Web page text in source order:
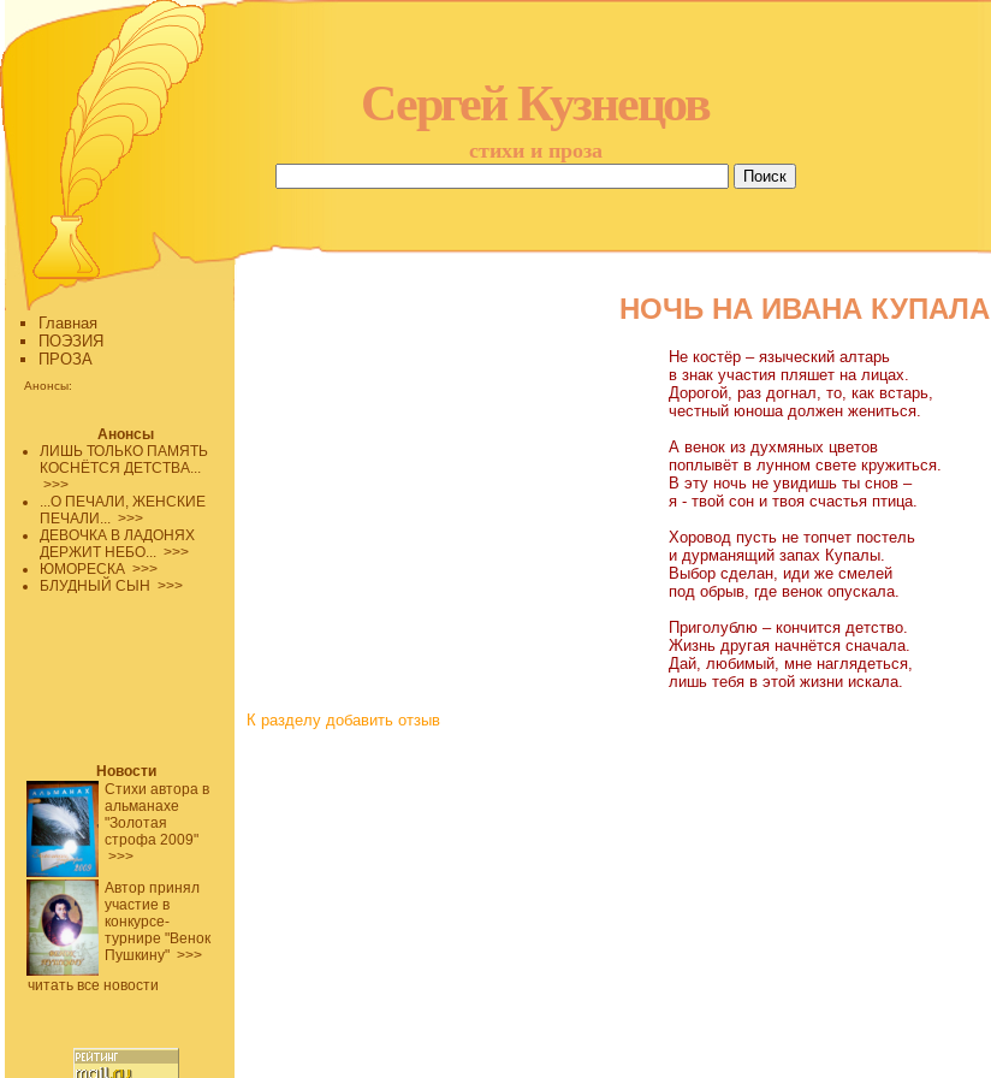
Сергей Кузнецов
стихи и проза
Главная
ПОЭЗИЯ
ПРОЗА
Анонсы:
Анонсы
ЛИШЬ ТОЛЬКО ПАМЯТЬ
КОСНЁТСЯ ДЕТСТВА...
>>>
...О ПЕЧАЛИ, ЖЕНСКИЕ
ПЕЧАЛИ... >>>
ДЕВОЧКА В ЛАДОНЯХ
ДЕРЖИТ НЕБО... >>>
ЮМОРЕСКА >>>
БЛУДНЫЙ СЫН >>>
Новости
Стихи автора в
альманахе
"Золотая
строфа 2009"
>>>
Автор принял
участие в
конкурсе-
турнире "Венок
Пушкину" >>>
читать все новости
НОЧЬ НА ИВАНА КУПАЛА
Не костёр – языческий алтарь
в знак участия пляшет на лицах.
Дорогой, раз догнал, то, как встарь,
честный юноша должен жениться.
А венок из духмяных цветов
поплывёт в лунном свете кружиться.
В эту ночь не увидишь ты снов –
я - твой сон и твоя счастья птица.
Хоровод пусть не топчет постель
и дурманящий запах Купалы.
Выбор сделан, иди же смелей
под обрыв, где венок опускала.
Приголублю – кончится детство.
Жизнь другая начнётся сначала.
Дай, любимый, мне наглядеться,
лишь тебя в этой жизни искала.
К разделу добавить отзыв